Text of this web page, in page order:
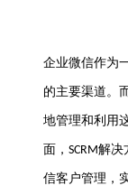
企业微信作为
的主要渠道。
地管理和利用
面， SCRM解决
信客户管理，